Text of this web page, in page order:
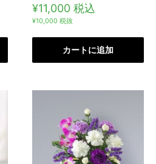
販
売
格
¥11,000 税込
¥10,000 税抜
カートに追加